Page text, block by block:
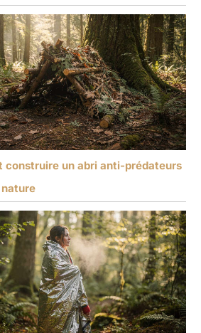
construire un abri anti-prédateurs